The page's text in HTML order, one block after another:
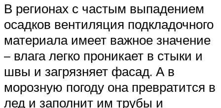
В регионах с частым выпадением
осадков вентиляция подкладочного
материала имеет важное значение
– влага легко проникает в стыки и
швы и загрязняет фасад. А в
морозную погоду она превратится в
лед и заполнит им трубы и